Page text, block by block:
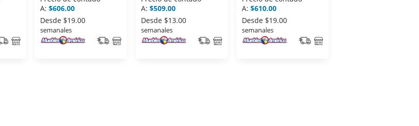
A: $606.00
Desde $19.00
semanales
A: $509.00
Desde $13.00
semanales
A: $610.00
Desde $19.00
semanales